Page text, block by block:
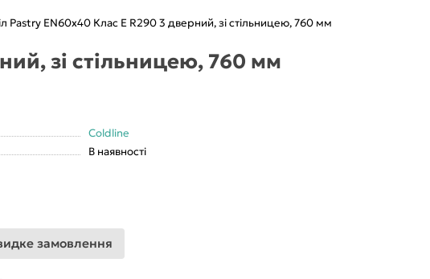
Pastry EN60x40 Клас E R290 3 дверний, зі стільницею, 760 мм
зі стільницею, 760 мм
Coldline
В наявності
замовлення